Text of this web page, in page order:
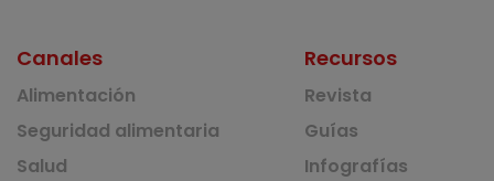
Canales
Alimentación
Seguridad alimentaria
Salud
Recursos
Revista
Guías
Infografías